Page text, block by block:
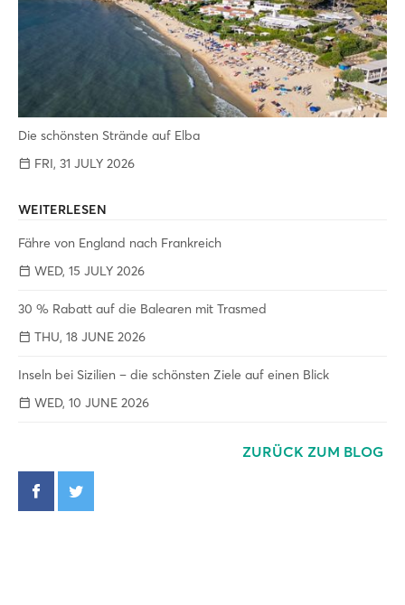
Die schönsten Strände auf Elba
FRI, 31 JULY 2026
WEITERLESEN
Fähre von England nach Frankreich
WED, 15 JULY 2026
30 % Rabatt auf die Balearen mit Trasmed
THU, 18 JUNE 2026
Inseln bei Sizilien – die schönsten Ziele auf einen Blick
WED, 10 JUNE 2026
ZURÜCK ZUM BLOG